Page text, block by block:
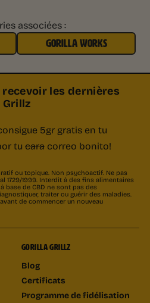
associées :
GORILLA WORKS
les dernières
5gr gratis en tu
tu cara correo bonito!
ou topique. Non psychoactif. Ne pas
1729/1999. Interdit à des fins alimentaires
base de CBD ne sont pas des
traiter ou guérir des maladies.
de commencer un nouveau
GORILLA GRILLZ
Blog
Certificats
Programme de fidélisation